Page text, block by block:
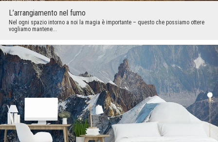
L’arrangiamento nel fumo
Nel ogni spazio intorno a noi la magia è importante – questo che possiamo ottere
vogliamo mantene...